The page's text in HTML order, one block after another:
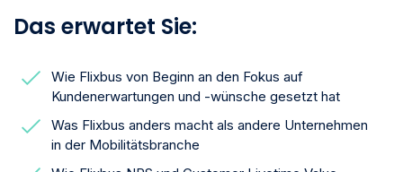
Das erwartet Sie:
Wie Flixbus von Beginn an den Fokus auf
Kundenerwartungen und -wünsche gesetzt hat
Was Flixbus anders macht als andere Unternehmen
in der Mobilitätsbranche